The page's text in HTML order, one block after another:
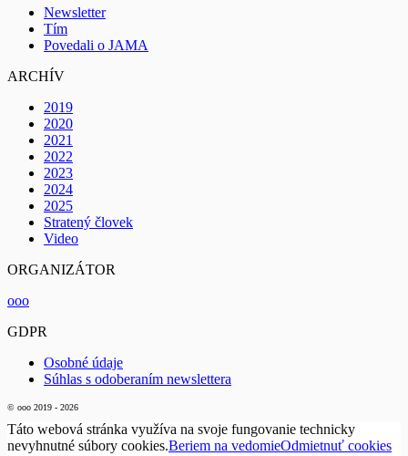
Newsletter
Tím
Povedali o JAMA
ARCHÍV
2019
2020
2021
2022
2023
2024
2025
Stratený človek
Video
ORGANIZÁTOR
ooo
GDPR
Osobné údaje
Súhlas s odoberaním newslettera
© ooo 2019 - 2026
Táto webová stránka využíva na svoje fungovanie technicky
nevyhnutné súbory cookies.Beriem na vedomieOdmietnuť cookies